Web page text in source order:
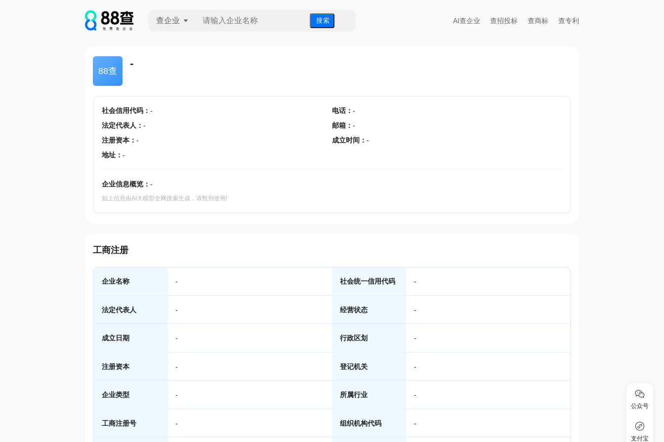
查企业 搜 索 AI查企业 查招投标 查商标 查专利
88查
-
社会信用代码： - 电话： -
法定代表人 ： - 邮箱 ： -
注册资本： - 成立时间 ： -
地址： -
企业信息概览： -
如上信息由AI大模型全网搜索生成，请甄别使用!
工商注册
企业名称 - 社会统一信用代码 -
法定代表人 - 经营状态 -
成立日期 - 行政区划 -
注册资本 - 登记机关 -
企业类型 - 所属行业 -
工商注册号 - 组织机构代码 -
公众号
支付宝